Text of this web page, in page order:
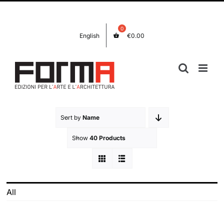
English €0.00
Sort by Name
Show 40 Products
All